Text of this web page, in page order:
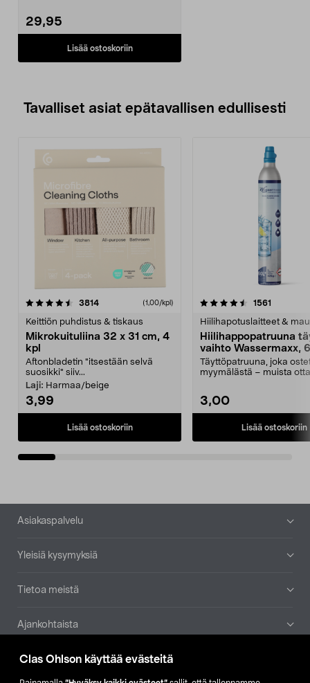
Clas Ohlson käyttää evästeitä
johdoton ja ladattava.
• Neljä kiinteää ohjauskampaa (3,
6, 9 ja 12 mm) – valitse tyylisi.
29,95
Lisää ostoskoriin
Tavalliset asiat epätavallisen edullisesti
3814arvostelut (1,00/kpl)
Keittiön puhdistus & tiskaus
Mikrokuituliina 32 x 31 cm, 4
kpl
Aftonbladetin "itsestään selvä
suosikki" siiv...
Laji: Harmaa/beige
3,99
Lisää ostoskoriin
4.5viidestä
1561
Hiilihapotuslaitteet &
Hiilihappopatruuna
vaihto Wassermaxx,
Täyttöpatruuna, joka
myymälästä – muista
3,00
Lisää ostoskoriin
4.5viidestä
Alatunniste
Asiakaspalvelu
Yleisiä kysymyksiä
Tietoa meistä
Ajankohtaista
Muut yrityksemme